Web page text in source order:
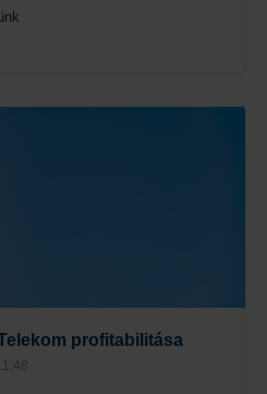
profitabilitása